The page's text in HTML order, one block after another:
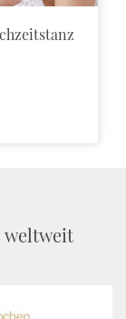
weltweit